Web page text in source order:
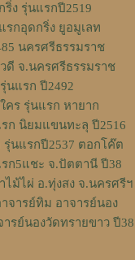
ง รุ่นแรกปี2519
กอุดกริ่ง ยูอมูเลท
นครศรีธรรมราช
ดี จ.นครศรีธรรมราช
นแรก ปี2492
คร รุ่นแรก หายาก
ก นิยมแขนทะลุ ปี2516
รุ่นแรกปี2537 ตอกโค๊ต
ก5แชะ จ.ปัตตานี ปี38
ม้ไผ่ อ.ทุ่งสง จ.นครศรีฯ
จารย์ทิม อาจารย์นอง
รย์นองวัดทรายขาว ปี38